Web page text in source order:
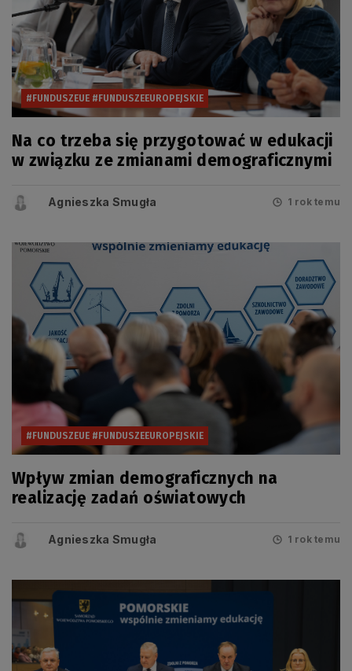
#FUNDUSZEUE #FUNDUSZEEUROPEJSKIE
Na co trzeba się przygotować w edukacji
w związku ze zmianami demograficznymi
Agnieszka Smugła 1 rok temu
#FUNDUSZEUE #FUNDUSZEEUROPEJSKIE
Wpływ zmian demograficznych na
realizację zadań oświatowych
Agnieszka Smugła 1 rok temu